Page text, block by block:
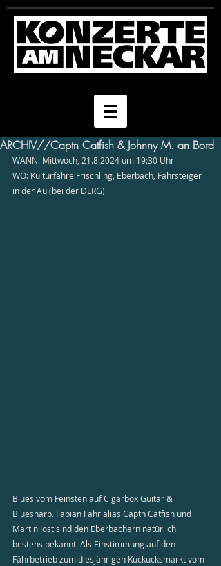
ARCHIV//Captn Catfish & Johnny M. an Bord
WANN: Mittwoch, 21.8.2024 um 19:30 Uhr
WO: Kulturfähre Frischling, Eberbach, Fährsteiger
in der Au (bei der DLRG)
Blues vom Feinsten auf Cigarbox Guitar &
Bluesharp. Fabian Fahr alias Captn Catfish und
Martin Jost sind den Eberbachern natürlich
bestens bekannt. Als Einstimmung auf den
Fährbetrieb zum diesjährigen Kuckucksmarkt vom